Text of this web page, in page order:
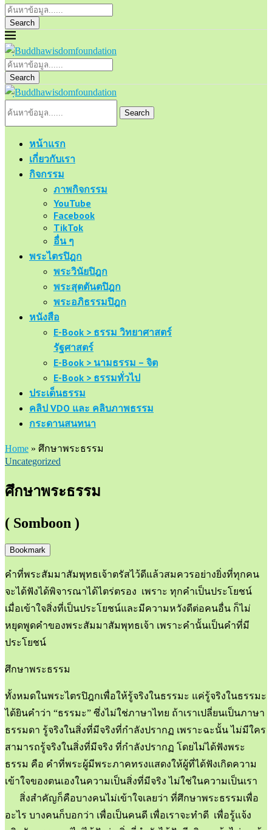
Search
Search
Search
หน้าแรก
เกี่ยวกับเรา
กิจกรรม
ภาพกิจกรรม
YouTube
Facebook
TikTok
อื่น ๆ
พระไตรปิฎก
พระวินัยปิฎก
พระสุตตันตปิฎก
พระอภิธรรมปิฎก
หนังสือ
E-Book > ธรรม วิทยาศาสตร์
รัฐศาสตร์
E-Book > นามธรรม – จิต
E-Book > ธรรมทั่วไป
ประเด็นธรรม
คลิป VDO และ คลิบภาพธรรม
กระดานสนทนา
Home » ศึกษาพระธรรม
Uncategorized
ศึกษาพระธรรม
( Somboon )
Bookmark
คำที่พระสัมมาสัมพุทธเจ้าตรัสไว้ดีแล้วสมควรอย่างยิ่งที่ทุกคน
จะได้ฟังได้พิจารณาได้ไตร่ตรอง เพราะ ทุกคำเป็นประโยชน์
เมื่อเข้าใจสิ่งที่เป็นประโยชน์และมีความหวังดีต่อคนอื่น ก็ไม่
หยุดพูดคำของพระสัมมาสัมพุทธเจ้า เพราะคำนั้นเป็นคำที่มี
ประโยชน์
ศึกษาพระธรรม
ทั้งหมดในพระไตรปิฎกเพื่อให้รู้จริงในธรรมะ แค่รู้จริงในธรรมะ
ได้ยินคำว่า “ธรรมะ” ซึ่งไม่ใช่ภาษาไทย ถ้าเราเปลี่ยนเป็นภาษา
ธรรมดา รู้จริงในสิ่งที่มีจริงที่กำลังปรากฏ เพราะฉะนั้น ไม่มีใคร
สามารถรู้จริงในสิ่งที่มีจริง ที่กำลังปรากฏ โดยไม่ได้ฟังพระ
ธรรม คือ คำที่พระผู้มีพระภาคทรงแสดงให้ผู้ที่ได้ฟังเกิดความ
เข้าใจของตนเองในความเป็นสิ่งที่มีจริง ไม่ใช่ในความเป็นเรา
สิ่งสำคัญก็คือบางคนไม่เข้าใจเลยว่า ที่ศึกษาพระธรรมเพื่อ
อะไร บางคนก็บอกว่า เพื่อเป็นคนดี เพื่อเราจะทำดี เพื่อรู้แจ้ง